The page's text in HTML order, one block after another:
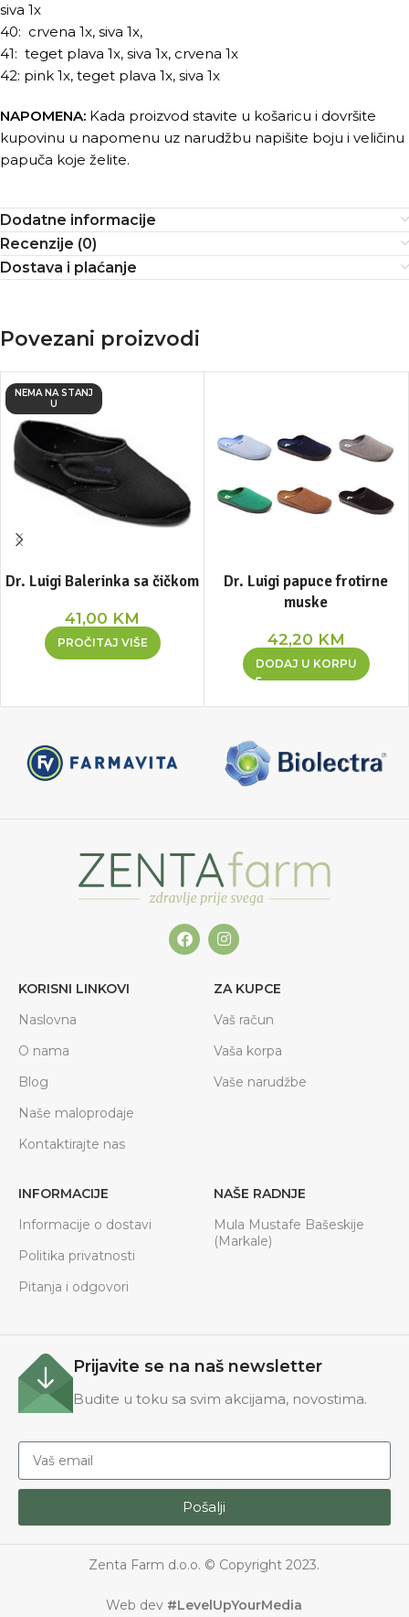
siva 1x
40: crvena 1x, siva 1x,
41: teget plava 1x, siva 1x, crvena 1x
42: pink 1x, teget plava 1x, siva 1x
NAPOMENA: Kada proizvod stavite u košaricu i dovršite
kupovinu u napomenu uz narudžbu napišite boju i veličinu
papuča koje želite.
Dodatne informacije
Recenzije (0)
Dostava i plaćanje
Povezani proizvodi
NEMA NA STANJ
U
Dr. Luigi Balerinka sa čičkom
41,00 KM
PROČITAJ VIŠE
Dr. Luigi papuce frotirne
muske
42,20 KM
DODAJ U KORPU
KORISNI LINKOVI
Naslovna
O nama
Blog
Naše maloprodaje
Kontaktirajte nas
ZA KUPCE
Vaš račun
Vaša korpa
Vaše narudžbe
INFORMACIJE
Informacije o dostavi
Politika privatnosti
Pitanja i odgovori
NAŠE RADNJE
Mula Mustafe Bašeskije
(Markale)
Prijavite se na naš newsletter
Budite u toku sa svim akcijama, novostima.
Pošalji
Zenta Farm d.o.o. © Copyright 2023.
Web dev #LevelUpYourMedia